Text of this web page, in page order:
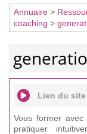
Annuaire >
coaching >
Lien du site
Vous former avec
pratiquer